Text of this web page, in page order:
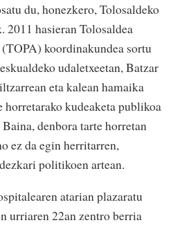
du, honezkero, Tolosaldeko
2011 hasieran Tolosaldea
koordinakundea sortu
udaletxeetan, Batzar
eta kalean hamaika
horretarako kudeaketa publikoa
denbora tarte horretan
ez da egin herritarren,
politikoen artean.
atarian plazaratu
urriaren 22an zentro berria